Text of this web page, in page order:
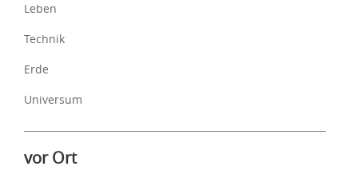
Leben
Technik
Erde
Universum
vor Ort